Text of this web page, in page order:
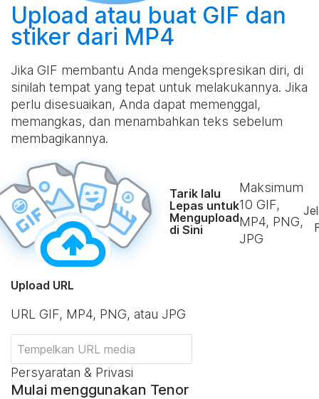
Upload atau buat GIF dan
stiker dari MP4
Jika GIF membantu Anda mengekspresikan diri, di
sinilah tempat yang tepat untuk melakukannya. Jika
perlu disesuaikan, Anda dapat memenggal,
memangkas, dan menambahkan teks sebelum
membagikannya.
Tarik lalu
Lepas untuk
Mengupload
di Sini
Maksimum
10 GIF,
MP4, PNG,
JPG
Upload URL
URL GIF, MP4, PNG, atau JPG
Persyaratan & Privasi
Mulai menggunakan Tenor